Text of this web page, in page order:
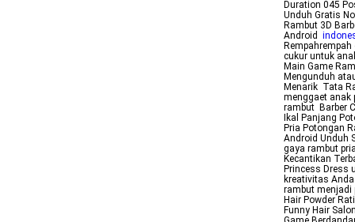
Duration 045
Unduh Gratis
Rambut 3D
Android
cukur untuk
Main Game
Mengunduh
Menarik Tata
menggaet anak
rambut Barber
Ikal Panjang
Pria Potongan
Android Unduh
gaya rambut
Kecantikan
Princess Dress
kreativitas
rambut
Hair Powder
Funny Hair